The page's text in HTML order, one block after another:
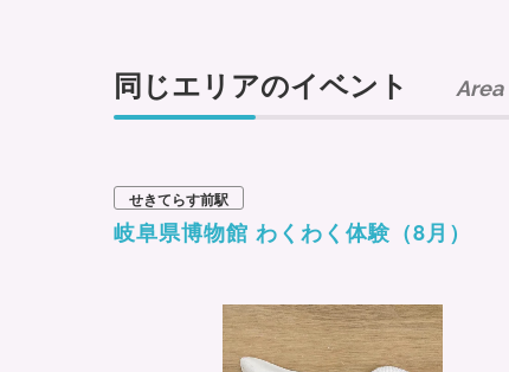
同じエリアのイベント Area
せきてらす前駅
岐阜県博物館 わくわく体験（8月）